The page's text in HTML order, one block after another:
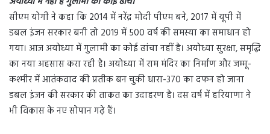
सीएम योगी ने कहा कि 2014 में नरेंद्र मोदी पीएम बने, 2017 में यूपी में
डबल इंजन सरकार बनी तो 2019 में 500 वर्ष की समस्या का समाधान हो
गया। आज अयोध्या में गुलामी का कोई ढांचा नहीं है। अयोध्या सुरक्षा, समृद्धि
का नया अहसास करा रही है। अयोध्या में राम मंदिर का निर्माण और जम्मू-
कश्मीर में आतंकवाद की प्रतीक बन चुकी धारा-370 का दफन हो जाना
डबल इंजन की सरकार की ताकत का उदाहरण है। दस वर्ष में हरियाणा ने
भी विकास के नए सोपान गढ़े हैं।